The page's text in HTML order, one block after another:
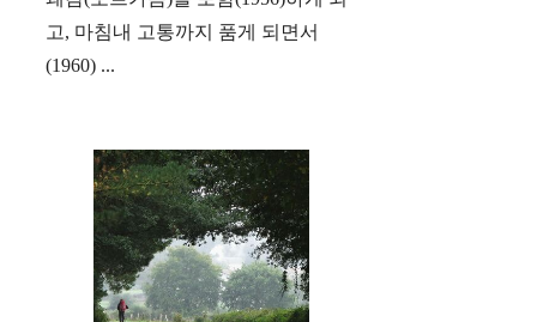
고, 마침내 고통까지 품게 되면서
(1960) ...